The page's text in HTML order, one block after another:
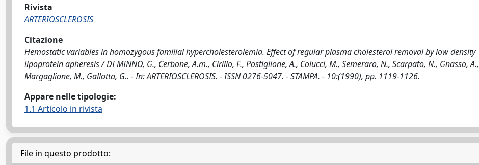
Rivista
ARTERIOSCLEROSIS
Citazione
Hemostatic variables in homozygous familial hypercholesterolemia. Effect of regular plasma cholesterol removal by low density
lipoprotein apheresis / DI MINNO, G., Cerbone, A.m., Cirillo, F., Postiglione, A., Colucci, M., Semeraro, N., Scarpato, N., Gnasso, A.,
Margaglione, M., Gallotta, G.. - In: ARTERIOSCLEROSIS. - ISSN 0276-5047. - STAMPA. - 10:(1990), pp. 1119-1126.
Appare nelle tipologie:
1.1 Articolo in rivista
File in questo prodotto: